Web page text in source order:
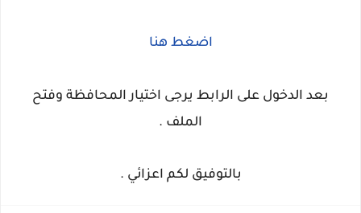
اضغط هنا
بعد الدخول على الرابط يرجى اختيار المحافظة وفتح
الملف .
بالتوفيق لكم اعزائي .